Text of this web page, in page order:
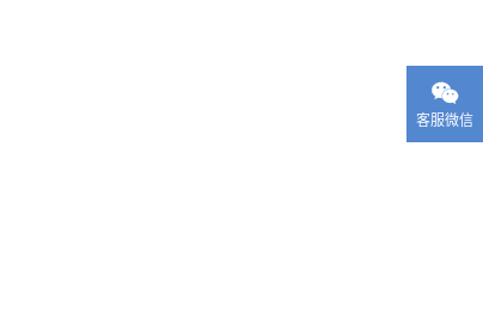

客服微信